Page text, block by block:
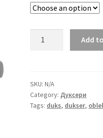
Add
SKU:N/A
Category: Дуксери
Tags: duks, dukser,